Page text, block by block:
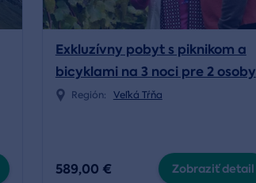
Exkluzívny pobyt s piknikom a
bicyklami na 3 noci pre 2 osoby
Región: Veľká Tŕňa
589,00 € Zobraziť detail